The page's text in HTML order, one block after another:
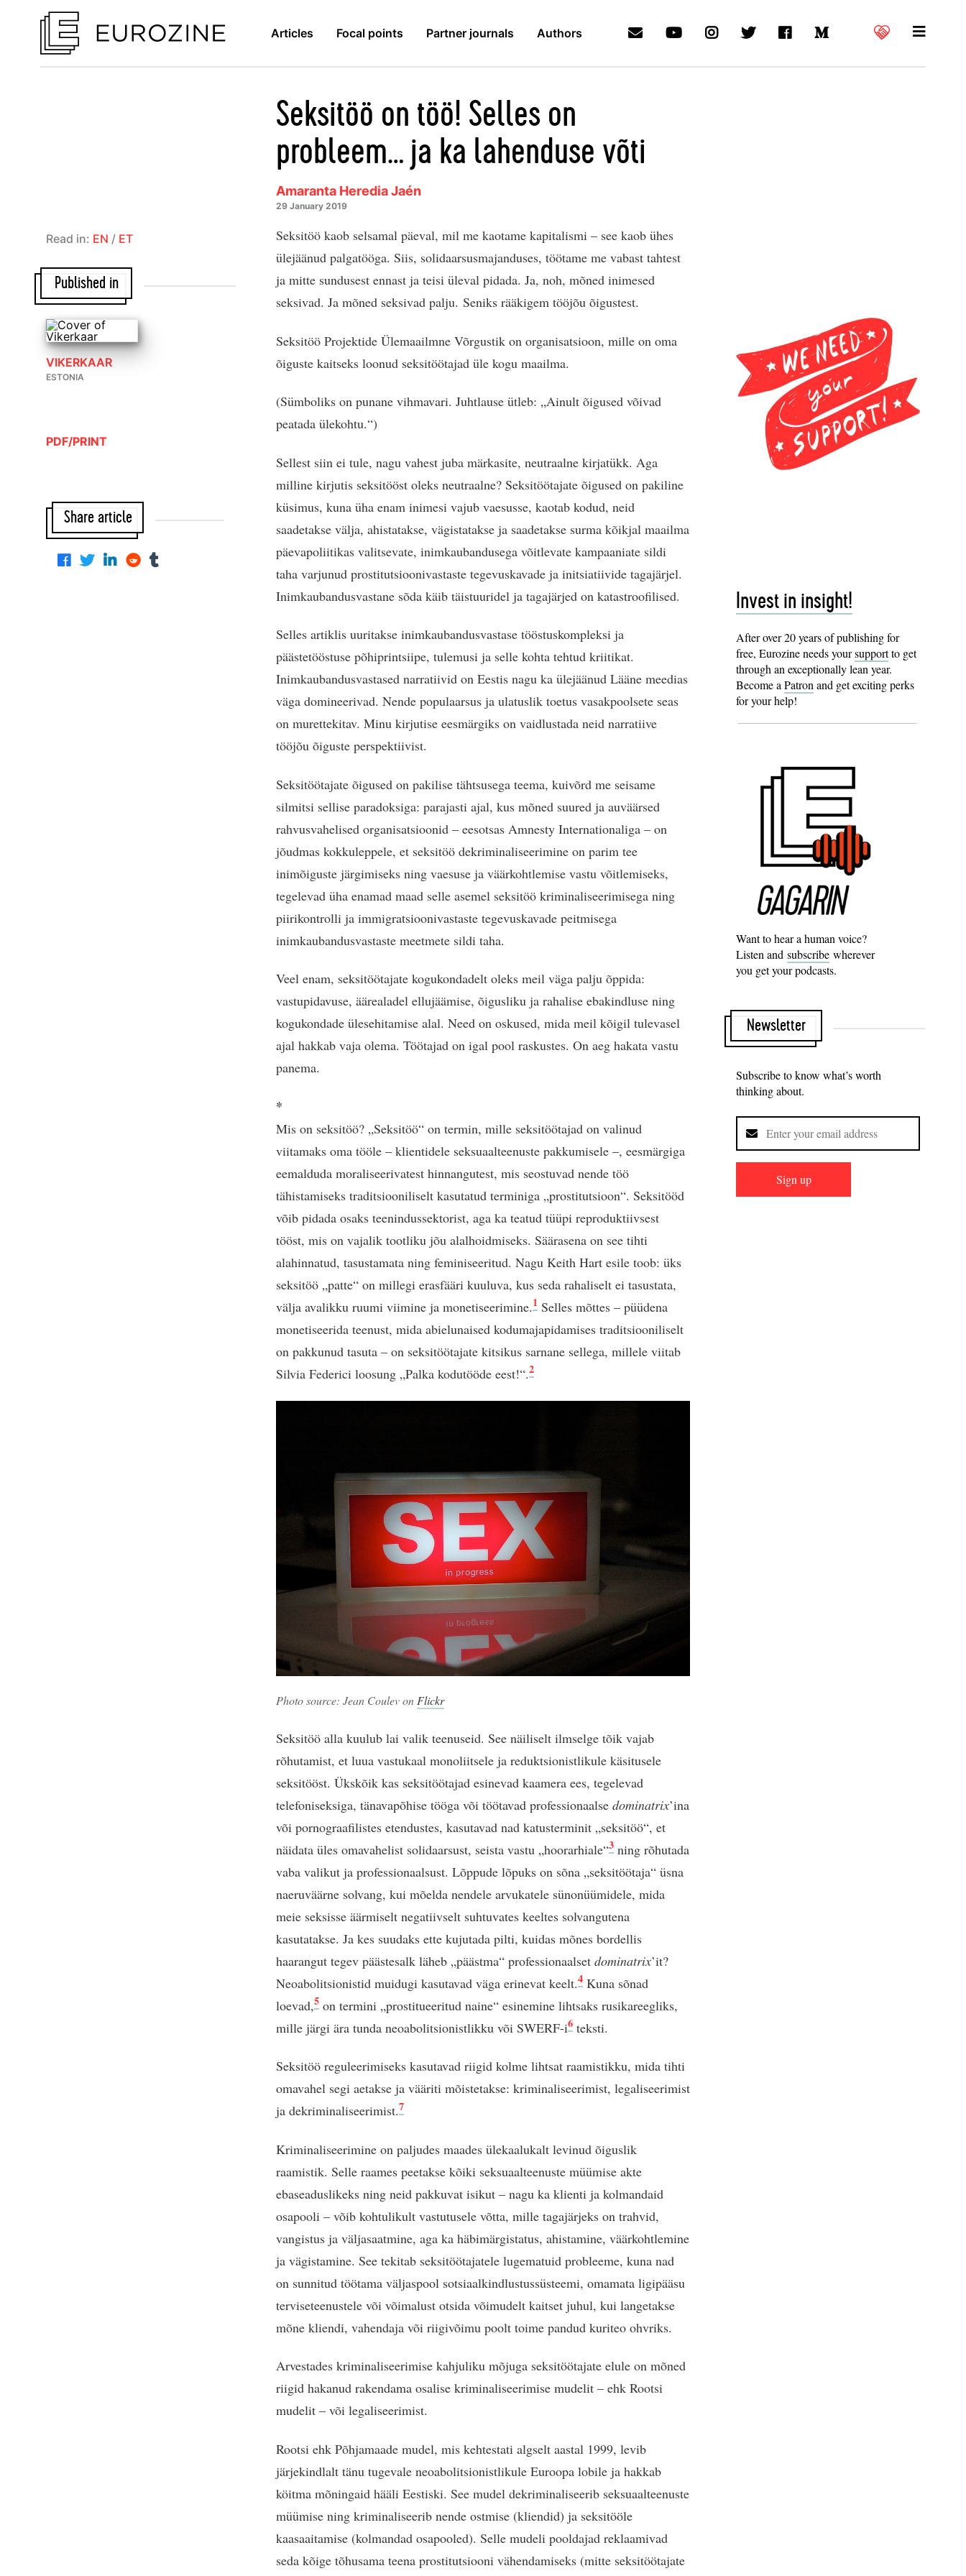
Articles Focal points Partner journals Authors
Seksitöö on töö! Selles on
probleem… ja ka lahenduse võti
Amaranta Heredia Jaén
29 January 2019
Seksitöö kaob selsamal päeval, mil me kaotame kapitalismi – see kaob ühes
ülejäänud palgatööga. Siis, solidaarsusmajanduses, töötame me vabast tahtest
ja mitte sundusest ennast ja teisi üleval pidada. Ja, noh, mõned inimesed
seksivad. Ja mõned seksivad palju. Seniks rääkigem tööjõu õigustest.
Seksitöö Projektide Ülemaailmne Võrgustik on organisatsioon, mille on oma
õiguste kaitseks loonud seksitöötajad üle kogu maailma.
(Sümboliks on punane vihmavari. Juhtlause ütleb: „Ainult õigused võivad
peatada ülekohtu.“)
Sellest siin ei tule, nagu vahest juba märkasite, neutraalne kirjatükk. Aga
milline kirjutis seksitööst oleks neutraalne? Seksitöötajate õigused on pakiline
küsimus, kuna üha enam inimesi vajub vaesusse, kaotab kodud, neid
saadetakse välja, ahistatakse, vägistatakse ja saadetakse surma kõikjal maailma
päevapoliitikas valitsevate, inimkaubandusega võitlevate kampaaniate sildi
taha varjunud prostitutsioonivastaste tegevuskavade ja initsiatiivide tagajärjel.
Inimkaubandusvastane sõda käib täistuuridel ja tagajärjed on katastroofilised.
Selles artiklis uuritakse inimkaubandusvastase tööstuskompleksi ja
päästetööstuse põhiprintsiipe, tulemusi ja selle kohta tehtud kriitikat.
Inimkaubandusvastased narratiivid on Eestis nagu ka ülejäänud Lääne meedias
väga domineerivad. Nende populaarsus ja ulatuslik toetus vasakpoolsete seas
on murettekitav. Minu kirjutise eesmärgiks on vaidlustada neid narratiive
tööjõu õiguste perspektiivist.
Seksitöötajate õigused on pakilise tähtsusega teema, kuivõrd me seisame
silmitsi sellise paradoksiga: parajasti ajal, kus mõned suured ja auväärsed
rahvusvahelised organisatsioonid – eesotsas Amnesty Internationaliga – on
jõudmas kokkuleppele, et seksitöö dekriminaliseerimine on parim tee
inimõiguste järgimiseks ning vaesuse ja väärkohtlemise vastu võitlemiseks,
tegelevad üha enamad maad selle asemel seksitöö kriminaliseerimisega ning
piirikontrolli ja immigratsioonivastaste tegevuskavade peitmisega
inimkaubandusvastaste meetmete sildi taha.
Veel enam, seksitöötajate kogukondadelt oleks meil väga palju õppida:
vastupidavuse, äärealadel ellujäämise, õigusliku ja rahalise ebakindluse ning
kogukondade ülesehitamise alal. Need on oskused, mida meil kõigil tulevasel
ajal hakkab vaja olema. Töötajad on igal pool raskustes. On aeg hakata vastu
panema.
*
Mis on seksitöö? „Seksitöö“ on termin, mille seksitöötajad on valinud
viitamaks oma tööle – klientidele seksuaalteenuste pakkumisele –, eesmärgiga
eemalduda moraliseerivatest hinnangutest, mis seostuvad nende töö
tähistamiseks traditsiooniliselt kasutatud terminiga „prostitutsioon“. Seksitööd
võib pidada osaks teenindussektorist, aga ka teatud tüüpi reproduktiivsest
tööst, mis on vajalik tootliku jõu alalhoidmiseks. Säärasena on see tihti
alahinnatud, tasustamata ning feminiseeritud. Nagu Keith Hart esile toob: üks
seksitöö „patte“ on millegi erasfääri kuuluva, kus seda rahaliselt ei tasustata,
välja avalikku ruumi viimine ja monetiseerimine.1 Selles mõttes – püüdena
monetiseerida teenust, mida abielunaised kodumajapidamises traditsiooniliselt
on pakkunud tasuta – on seksitöötajate kitsikus sarnane sellega, millele viitab
Silvia Federici loosung „Palka kodutööde eest!“.2
Photo source: Jean Coulev on Flickr
Seksitöö alla kuulub lai valik teenuseid. See näiliselt ilmselge tõik vajab
rõhutamist, et luua vastukaal monoliitsele ja reduktsionistlikule käsitusele
seksitööst. Ükskõik kas seksitöötajad esinevad kaamera ees, tegelevad
telefoniseksiga, tänavapõhise tööga või töötavad professionaalse dominatrix’ina
või pornograafilistes etendustes, kasutavad nad katusterminit „seksitöö“, et
näidata üles omavahelist solidaarsust, seista vastu „hoorarhiale“3 ning rõhutada
vaba valikut ja professionaalsust. Lõppude lõpuks on sõna „seksitöötaja“ üsna
naeruväärne solvang, kui mõelda nendele arvukatele sünonüümidele, mida
meie seksisse äärmiselt negatiivselt suhtuvates keeltes solvangutena
kasutatakse. Ja kes suudaks ette kujutada pilti, kuidas mõnes bordellis
haarangut tegev päästesalk läheb „päästma“ professionaalset dominatrix’it?
Neoabolitsionistid muidugi kasutavad väga erinevat keelt.4 Kuna sõnad
loevad,5 on termini „prostitueeritud naine“ esinemine lihtsaks rusikareegliks,
mille järgi ära tunda neoabolitsionistlikku või SWERF-i6 teksti.
Seksitöö reguleerimiseks kasutavad riigid kolme lihtsat raamistikku, mida tihti
omavahel segi aetakse ja vääriti mõistetakse: kriminaliseerimist, legaliseerimist
ja dekriminaliseerimist.7
Kriminaliseerimine on paljudes maades ülekaalukalt levinud õiguslik
raamistik. Selle raames peetakse kõiki seksuaalteenuste müümise akte
ebaseaduslikeks ning neid pakkuvat isikut – nagu ka klienti ja kolmandaid
osapooli – võib kohtulikult vastutusele võtta, mille tagajärjeks on trahvid,
vangistus ja väljasaatmine, aga ka häbimärgistatus, ahistamine, väärkohtlemine
ja vägistamine. See tekitab seksitöötajatele lugematuid probleeme, kuna nad
on sunnitud töötama väljaspool sotsiaalkindlustussüsteemi, omamata ligipääsu
terviseteenustele või võimalust otsida võimudelt kaitset juhul, kui langetakse
mõne kliendi, vahendaja või riigivõimu poolt toime pandud kuriteo ohvriks.
Arvestades kriminaliseerimise kahjuliku mõjuga seksitöötajate elule on mõned
riigid hakanud rakendama osalise kriminaliseerimise mudelit – ehk Rootsi
mudelit – või legaliseerimist.
Rootsi ehk Põhjamaade mudel, mis kehtestati algselt aastal 1999, levib
järjekindlalt tänu tugevale neoabolitsionistlikule Euroopa lobile ja hakkab
köitma mõningaid hääli Eestiski. See mudel dekriminaliseerib seksuaalteenuste
müümise ning kriminaliseerib nende ostmise (kliendid) ja seksitööle
kaasaaitamise (kolmandad osapooled). Selle mudeli pooldajad reklaamivad
seda kõige tõhusama teena prostitutsiooni vähendamiseks (mitte seksitöötajate
Read in: EN / ET
Published in
VIKERKAAR
ESTONIA
PDF/PRINT
Share article
Invest in insight!
After over 20 years of publishing for
free, Eurozine needs yoursupportto get
through an exceptionally lean year.
Become aPatronand get exciting perks
for your help!
Want to hear a human voice?
Listen and subscribe wherever
you get your podcasts.
Newsletter
Subscribe to know what’s worth
thinking about.
Sign up